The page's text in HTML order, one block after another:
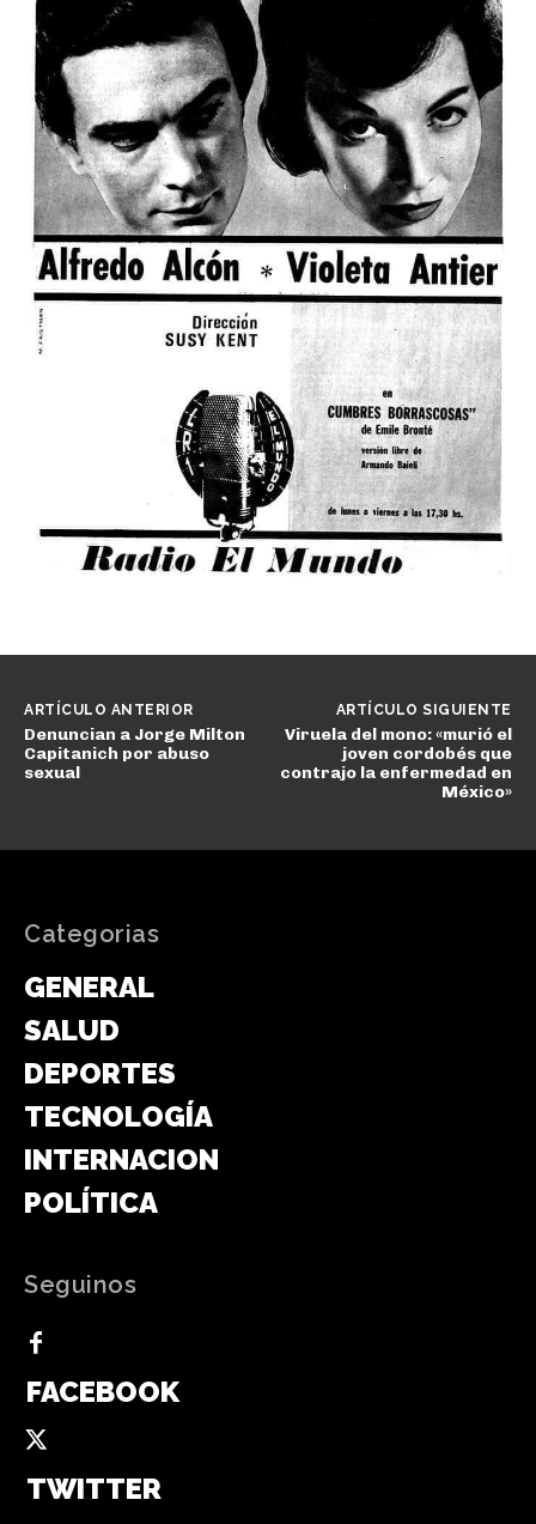
ARTÍCULO ANTERIOR
Denuncian a Jorge Milton
Capitanich por abuso
sexual
ARTÍCULO SIGUIENTE
Viruela del mono: «murió el
joven cordobés que
contrajo la enfermedad en
México»
Categorias
GENERAL
SALUD
DEPORTES
TECNOLOGÍA
INTERNACIONAL
POLÍTICA
Seguinos
FACEBOOK
TWITTER